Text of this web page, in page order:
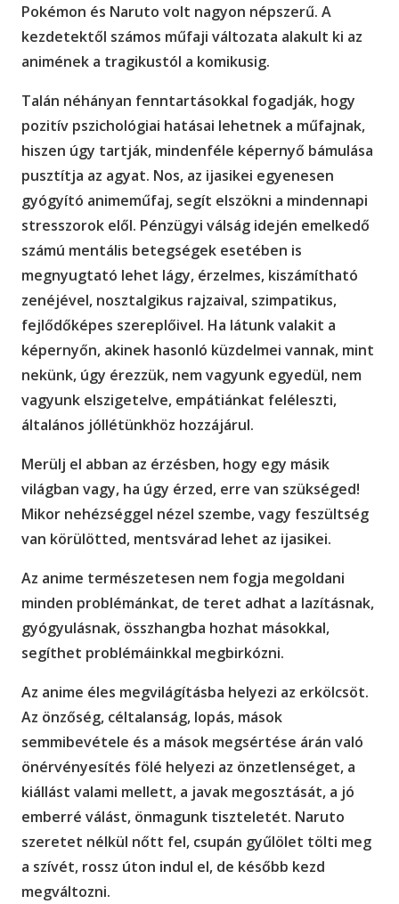
Pokémon és Naruto volt nagyon népszerű. A
kezdetektől számos műfaji változata alakult ki az
animének a tragikustól a komikusig.
Talán néhányan fenntartásokkal fogadják, hogy
pozitív pszichológiai hatásai lehetnek a műfajnak,
hiszen úgy tartják, mindenféle képernyő bámulása
pusztítja az agyat. Nos, az ijasikei egyenesen
gyógyító animeműfaj, segít elszökni a mindennapi
stresszorok elől. Pénzügyi válság idején emelkedő
számú mentális betegségek esetében is
megnyugtató lehet lágy, érzelmes, kiszámítható
zenéjével, nosztalgikus rajzaival, szimpatikus,
fejlődőképes szereplőivel. Ha látunk valakit a
képernyőn, akinek hasonló küzdelmei vannak, mint
nekünk, úgy érezzük, nem vagyunk egyedül, nem
vagyunk elszigetelve, empátiánkat feléleszti,
általános jóllétünkhöz hozzájárul.
Merülj el abban az érzésben, hogy egy másik
világban vagy, ha úgy érzed, erre van szükséged!
Mikor nehézséggel nézel szembe, vagy feszültség
van körülötted, mentsvárad lehet az ijasikei.
Az anime természetesen nem fogja megoldani
minden problémánkat, de teret adhat a lazításnak,
gyógyulásnak, összhangba hozhat másokkal,
segíthet problémáinkkal megbirkózni.
Az anime éles megvilágításba helyezi az erkölcsöt.
Az önzőség, céltalanság, lopás, mások
semmibevétele és a mások megsértése árán való
önérvényesítés fölé helyezi az önzetlenséget, a
kiállást valami mellett, a javak megosztását, a jó
emberré válást, önmagunk tiszteletét. Naruto
szeretet nélkül nőtt fel, csupán gyűlölet tölti meg
a szívét, rossz úton indul el, de később kezd
megváltozni.